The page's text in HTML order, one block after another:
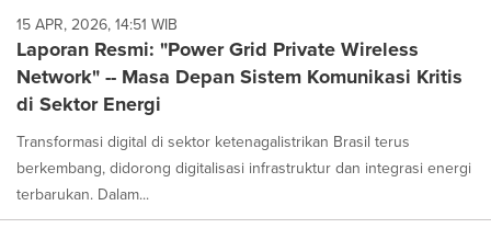
15 APR, 2026, 14:51 WIB
Laporan Resmi: "Power Grid Private Wireless
Network" -- Masa Depan Sistem Komunikasi Kritis
di Sektor Energi
Transformasi digital di sektor ketenagalistrikan Brasil terus
berkembang, didorong digitalisasi infrastruktur dan integrasi energi
terbarukan. Dalam...